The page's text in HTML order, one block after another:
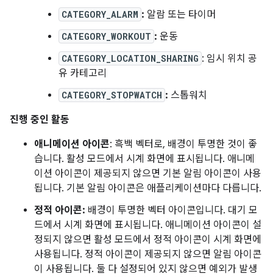
CATEGORY_ALARM : 알람 또는 타이머
CATEGORY_WORKOUT : 운동
CATEGORY_LOCATION_SHARING : 임시 위치 공
유 카테고리
CATEGORY_STOPWATCH : 스톱워치
진행 중인 활동
애니메이션 아이콘: 흑백 벡터로, 배경이 투명한 것이 좋
습니다. 활성 모드에서 시계 화면에 표시됩니다. 애니메
이션 아이콘이 제공되지 않으면 기본 알림 아이콘이 사용
됩니다. 기본 알림 아이콘은 애플리케이션마다 다릅니다.
정적 아이콘: 배경이 투명한 벡터 아이콘입니다. 대기 모
드에서 시계 화면에 표시됩니다. 애니메이션 아이콘이 설
정되지 않으면 활성 모드에서 정적 아이콘이 시계 화면에
사용됩니다. 정적 아이콘이 제공되지 않으면 알림 아이콘
이 사용됩니다. 둘 다 설정되어 있지 않으면 예외가 발생